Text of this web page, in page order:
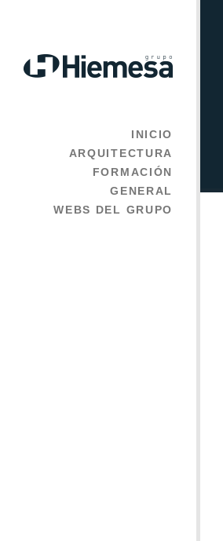
INICIO
ARQUITECTURA
FORMACIÓN
GENERAL
WEBS DEL GRUPO